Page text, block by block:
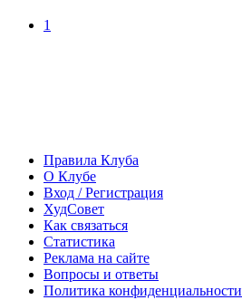
1
Правила Клуба
О Клубе
Вход / Регистрация
ХудСовет
Как связаться
Статистика
Реклама на сайте
Вопросы и ответы
Политика конфиденциальности